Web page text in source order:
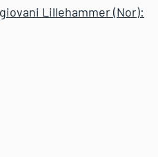
Lillehammer (Nor):